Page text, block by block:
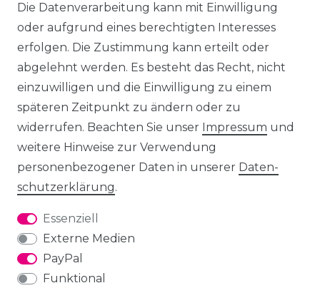
Die Datenverarbeitung kann mit Einwilligung
oder aufgrund eines berechtigten Interesses
erfolgen. Die Zustimmung kann erteilt oder
abgelehnt werden. Es besteht das Recht, nicht
einzuwilligen und die Einwilligung zu einem
späteren Zeitpunkt zu ändern oder zu
widerrufen. Beachten Sie unser Impressum und
weitere Hinweise zur Verwendung
personenbezogener Daten in unserer Daten­
schutz­erklärung.
Essenziell
Externe Medien
PayPal
Funktional